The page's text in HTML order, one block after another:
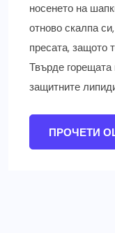
носенето на
отново скалпа
пресата, защото
Твърде
защитните
ПРОЧЕТИ